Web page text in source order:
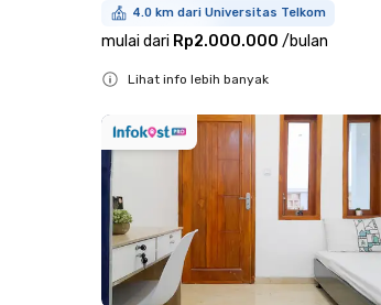
4.0 km dari Universitas Telkom
mulai dari Rp2.000.000 /bulan
Lihat info lebih banyak